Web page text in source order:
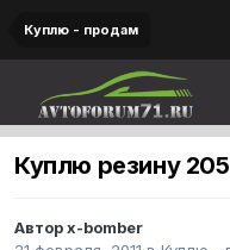
Куплю - продам
Куплю резину
Авторx-bomber